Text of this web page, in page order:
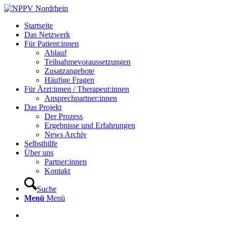
Startseite
Das Netzwerk
Für Patient:innen
Ablauf
Teilnahmevoraussetzungen
Zusatzangebote
Häufige Fragen
Für Ärzt:innen / Therapeut:innen
Ansprechpartner:innen
Das Projekt
Der Prozess
Ergebnisse und Erfahrungen
News Archiv
Selbsthilfe
Über uns
Partner:innen
Kontakt
Suche
Menü Menü